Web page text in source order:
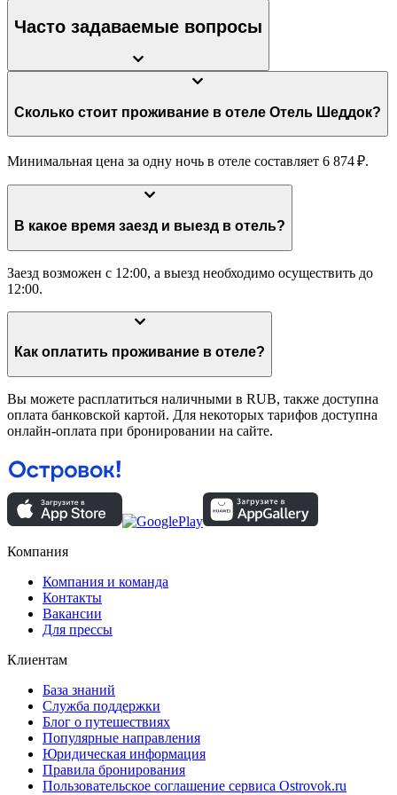
Часто задаваемые вопросы
Сколько стоит проживание в отеле Отель Шеддок?
Минимальная цена за одну ночь в отеле составляет 6 874 ₽.
В какое время заезд и выезд в отель?
Заезд возможен с 12:00, а выезд необходимо осуществить до
12:00.
Как оплатить проживание в отеле?
Вы можете расплатиться наличными в RUB, также доступна
оплата банковской картой. Для некоторых тарифов доступна
онлайн-оплата при бронировании на сайте.
Компания
Компания и команда
Контакты
Вакансии
Для прессы
Клиентам
База знаний
Служба поддержки
Блог о путешествиях
Популярные направления
Юридическая информация
Правила бронирования
Пользовательское соглашение сервиса Ostrovok.ru